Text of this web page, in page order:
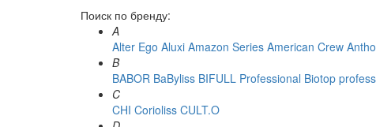
Поиск по бренду:
A
Alter Ego Aluxi Amazon Series American Crew
B
BABOR BaByliss BIFULL Professional Biotop
C
CHI Corioliss CULT.O